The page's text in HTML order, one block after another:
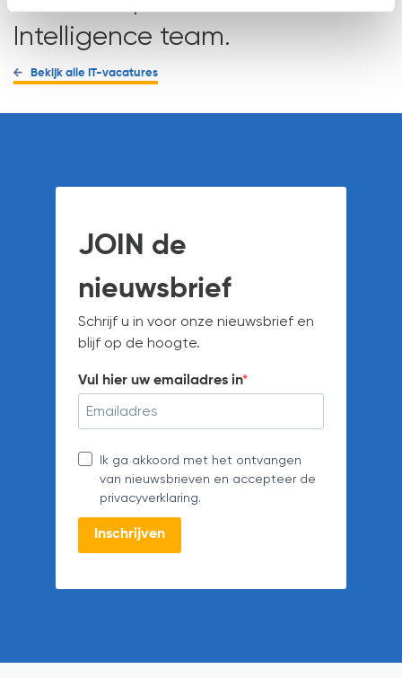
Intelligence team.
Bekijk alle IT-vacatures
JOIN de
nieuwsbrief
Schrijf u in voor onze nieuwsbrief en
blijf op de hoogte.
Vul hier uw emailadres in
Ik ga akkoord met het ontvangen
van nieuwsbrieven en accepteer de
privacyverklaring.
Inschrijven